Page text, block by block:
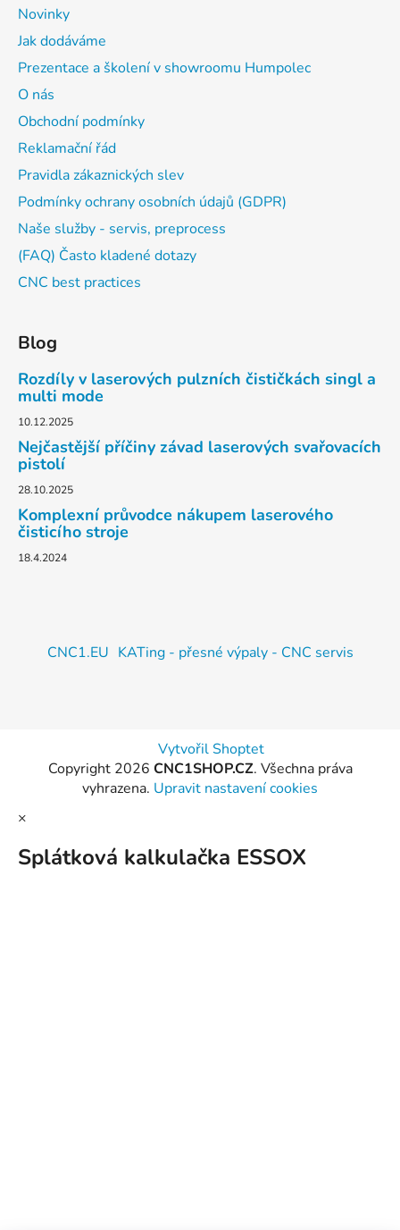
Novinky
Jak dodáváme
Prezentace a školení v showroomu Humpolec
O nás
Obchodní podmínky
Reklamační řád
Pravidla zákaznických slev
Podmínky ochrany osobních údajů (GDPR)
Naše služby - servis, preprocess
(FAQ) Často kladené dotazy
CNC best practices
Blog
Rozdíly v laserových pulzních čističkách singl a
multi mode
10.12.2025
Nejčastější příčiny závad laserových svařovacích
pistolí
28.10.2025
Komplexní průvodce nákupem laserového
čisticího stroje
18.4.2024
CNC1.EU KATing - přesné výpaly - CNC servis
Vytvořil Shoptet
Copyright 2026 CNC1SHOP.CZ. Všechna práva
vyhrazena. Upravit nastavení cookies
×
Splátková kalkulačka ESSOX